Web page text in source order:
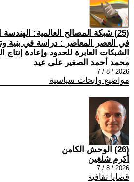
(25) شبكة المصالح العالمية: الهندسة
في العصر المعاصر : دراسة في بنية
الشبكات العابرة للحدود وإعادة إنتاج
محمد أحمد الصغير على عيد
2026 / 8 / 7
مواضيع وابحاث سياسية
(26) الوحش الكامن
أكرم شلغين
2026 / 8 / 7
قضايا ثقافية